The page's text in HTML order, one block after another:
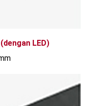
LED)